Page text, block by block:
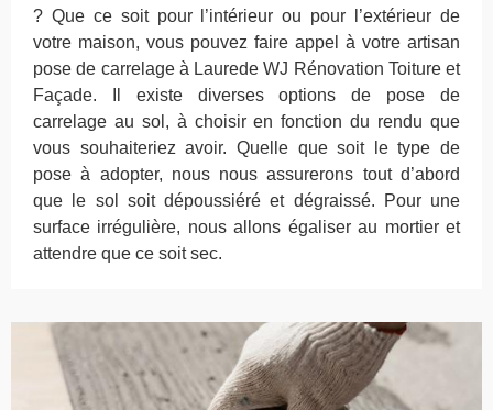
? Que ce soit pour l’intérieur ou pour l’extérieur de
votre maison, vous pouvez faire appel à votre artisan
pose de carrelage à Laurede WJ Rénovation Toiture et
Façade. Il existe diverses options de pose de
carrelage au sol, à choisir en fonction du rendu que
vous souhaiteriez avoir. Quelle que soit le type de
pose à adopter, nous nous assurerons tout d’abord
que le sol soit dépoussiéré et dégraissé. Pour une
surface irrégulière, nous allons égaliser au mortier et
attendre que ce soit sec.